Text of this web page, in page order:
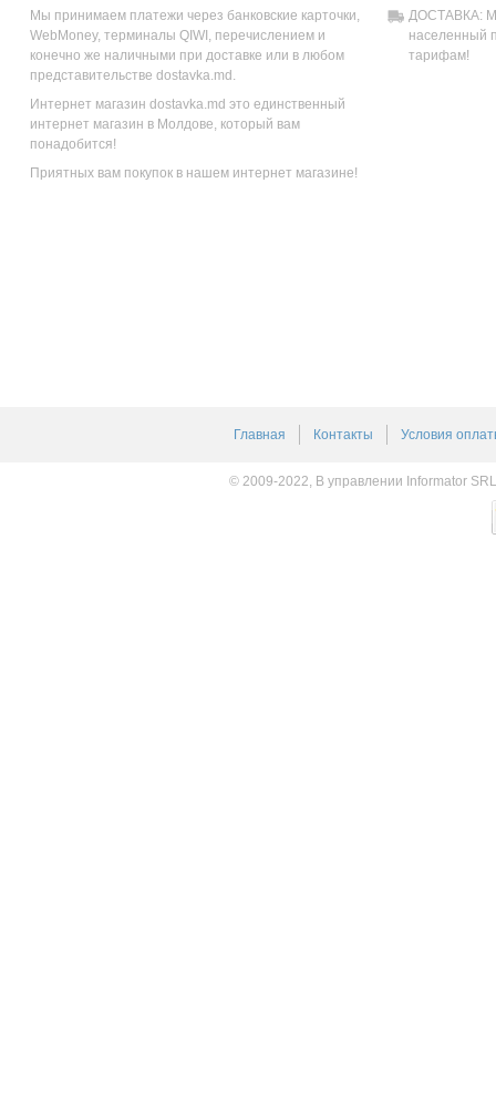
Мы принимаем платежи через банковские карточки,
WebMoney, терминалы QIWI, перечислением и
конечно же наличными при доставке или в любом
представительстве dostavka.md.
Интернет магазин dostavka.md это единственный
интернет магазин в Молдове, который вам
понадобится!
Приятных вам покупок в нашем интернет магазине!
ДОСТАВКА:
населенный
тарифам!
Главная Контакты Условия
© 2009-2022, В управлении Informator SRL